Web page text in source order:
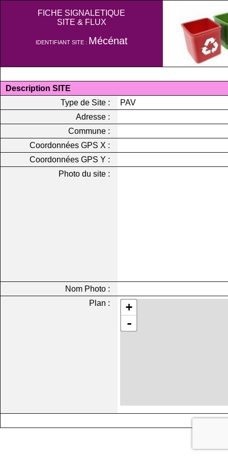
FICHE SIGNALETIQUE
SITE & FLUX
IDENTIFIANT SITE : Mécénat
Description SITE
Type de Site :
PAV
Adresse :
Commune :
Coordonnées GPS X :
Coordonnées GPS Y :
Photo du site :
Nom Photo :
Plan :
+
-